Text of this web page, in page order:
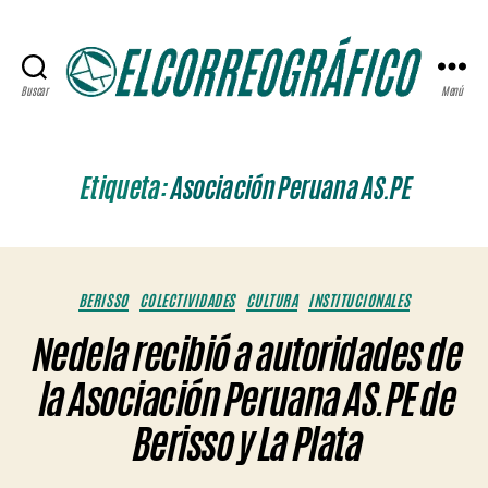
Buscar Menú
Etiqueta:Asociación Peruana AS.PE
Categorías
BERISSO COLECTIVIDADES CULTURA INSTITUCIONALES
Nedela recibió a autoridades de
la Asociación Peruana AS.PE de
Berisso y La Plata